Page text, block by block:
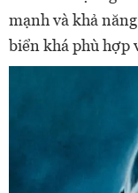
mạnh và khả
biển khá phù hợp